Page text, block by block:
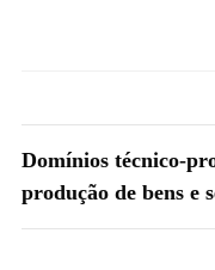
Domínios técnico-
produção de bens e